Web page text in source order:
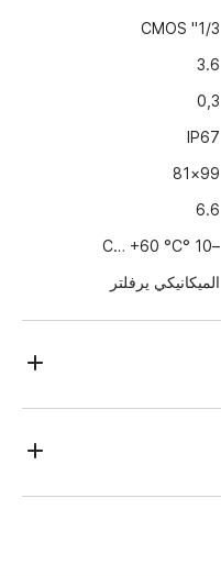
1/3" CMOS
3.6
0,3
IP67
99×81
6.6
–10 °C… +60 °C
الميكانيكي يرفلتر
بتنسيقات نقل بيانات AHD و HD-CVI و HD-TVI - تنقل إشارة فيديو غير
النهار / الليل، مزودةا بفلتر IR ميكانيكي: عند وجود إضاءة كافية، يقوم